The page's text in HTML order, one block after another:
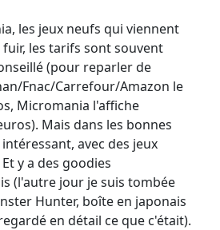
les jeux neufs qui viennent
les tarifs sont souvent
(pour reparler de
Fnac/Carrefour/Amazon le
Micromania l'affiche
Mais dans les bonnes
avec des jeux
y a des goodies
(l'autre jour je suis tombée
Hunter, boîte en japonais
en détail ce que c'était).